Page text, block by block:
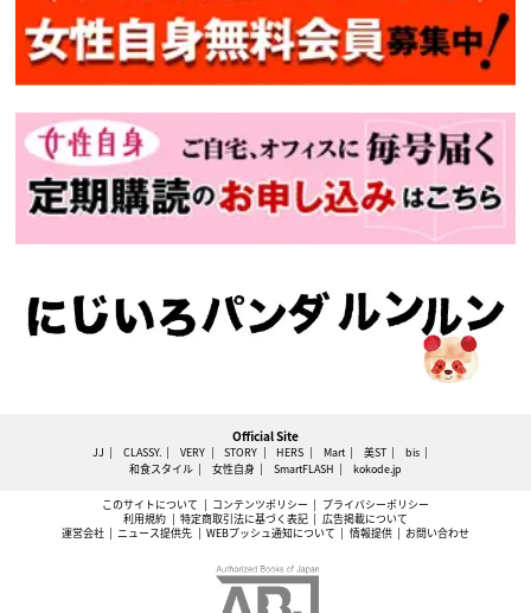
Official Site
JJ CLASSY. VERY STORY HERS Mart 美ST
bis
和食スタイル
女性自身 SmartFLASH kokode.jp
このサイトについて コンテンツポリシー
プライバシーポリシー
利用規約
特定商取引法に基づく表記
広告掲載について
運営会社
ニュース提供先 WEBプッシュ通知について 情報提供 お問い合わせ